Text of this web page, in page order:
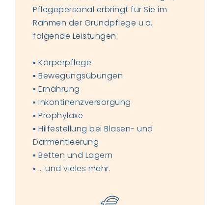
Pflegepersonal erbringt für Sie im
Rahmen der Grundpflege u.a.
folgende Leistungen:
▪ Körperpflege
▪ Bewegungsübungen
▪ Ernährung
▪ Inkontinenzversorgung
▪ Prophylaxe
▪ Hilfestellung bei Blasen- und
Darmentleerung
▪ Betten und Lagern
▪ … und vieles mehr.